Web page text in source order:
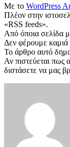
Με το WordPress
Πλέον στην
«RSS feeds».
Από όποια σελίδα
Δεν φέρουμε καμιά
Το άρθρο αυτό
Αν πιστεύεται πως
διστάσετε να μας